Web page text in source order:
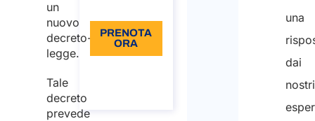
un
nuovo
decreto-
legge.
Tale
decreto
prevede
PRENOTA
ORA
una
dai
nostri